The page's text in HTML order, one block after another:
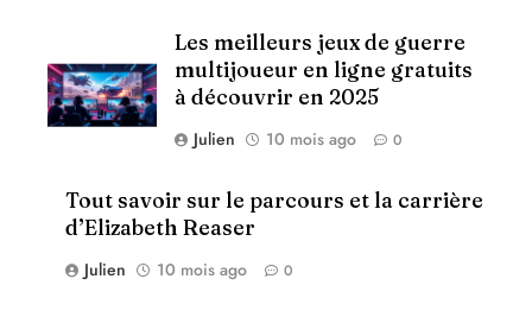
Les meilleurs jeux de guerre
multijoueur en ligne gratuits
à découvrir en 2025
Julien 10 mois ago 0
Tout savoir sur le parcours et la carrière
d’Elizabeth Reaser
Julien 10 mois ago 0